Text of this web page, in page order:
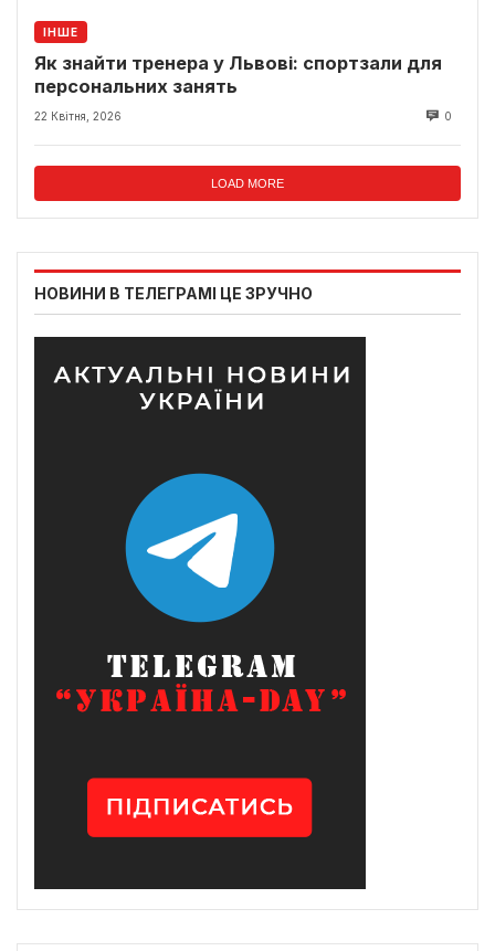
ІНШЕ
Як знайти тренера у Львові: спортзали для
персональних занять
22 Квітня, 2026 0
LOAD MORE
НОВИНИ В ТЕЛЕГРАМІ ЦЕ ЗРУЧНО